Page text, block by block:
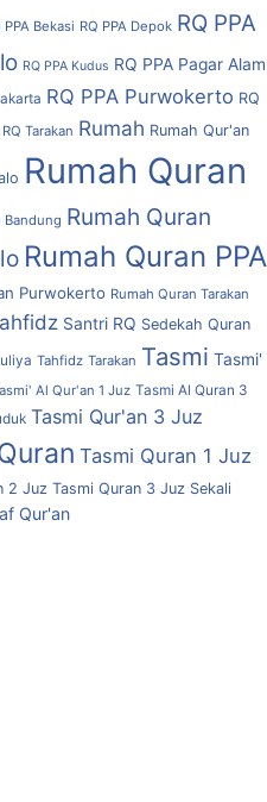
PPA Bekasi RQ PPA Depok RQ PPA
RQ PPA Kudus RQ PPA Pagar Alam
RQ PPA Purwokerto RQ
RQ Tarakan Rumah Rumah Qur'an
Rumah Quran
Bandung Rumah Quran
Rumah Quran PPA
Purwokerto Rumah Quran Tarakan
Santri RQ Sedekah Quran
Tahfidz Tarakan Tasmi Tasmi'
Al Qur'an 1 Juz Tasmi Al Quran 3
Tasmi Qur'an 3 Juz
Tasmi Quran 1 Juz
2 Juz Tasmi Quran 3 Juz Sekali
Qur'an